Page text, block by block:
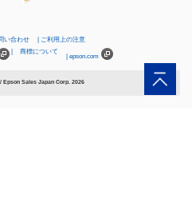
い合わせ
ご利用上の注意
商標について
epson.com
Epson Sales Japan Corp. 2026